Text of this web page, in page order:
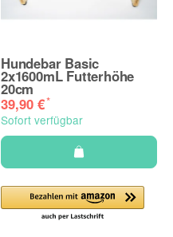
Hundebar Basic
2x1600mL Futterhöhe
20cm
39,90 €*
Sofort verfügbar